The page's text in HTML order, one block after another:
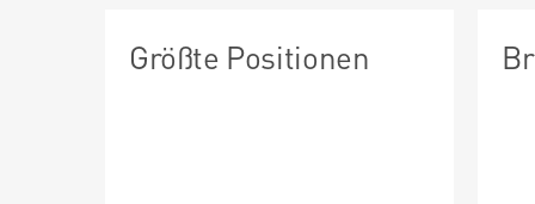
Größte Positionen